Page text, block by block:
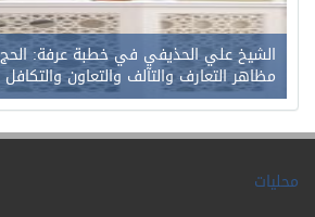
الشيخ علي الحذيفي في خطبة عرفة:
مظاهر التعارف والتآلف والتعاون
محليات